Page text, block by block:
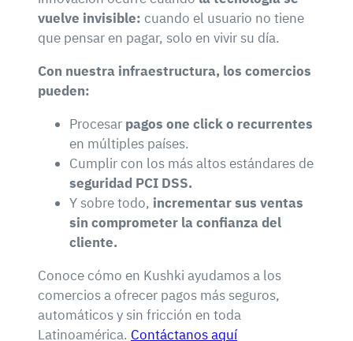
vuelve invisible: cuando el usuario no tiene
que pensar en pagar, solo en vivir su día.
Con nuestra infraestructura, los comercios
pueden:
Procesar pagos one click o recurrentes
en múltiples países.
Cumplir con los más altos estándares de
seguridad PCI DSS.
Y sobre todo, incrementar sus ventas
sin comprometer la confianza del
cliente.
Conoce cómo en Kushki ayudamos a los
comercios a ofrecer pagos más seguros,
automáticos y sin fricción en toda
Latinoamérica. Contáctanos aquí